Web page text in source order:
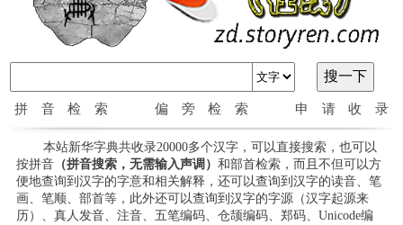
拼音检索 偏旁检索 申请收录
本站新华字典共收录20000多个汉字，可以直接搜索，也可以
按拼音（拼音搜索，无需输入声调） 和部首检索，而且不但可以方
便地查询到汉字的字意和相关解释，还可以查询到汉字的读音、笔
画、笔顺、部首等，此外还可以查询到汉字的字源（汉字起源来
历）、真人发音、注音、五笔编码、仓颉编码、郑码、Unicode编